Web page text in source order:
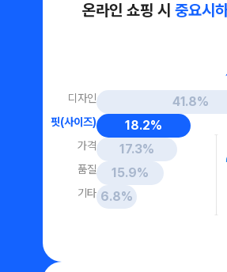
온라인 쇼핑 시 중요시
디자인 41.8%
핏(사이즈) 18.2%
가격 17.3%
품질 15.9%
기타 6.8%